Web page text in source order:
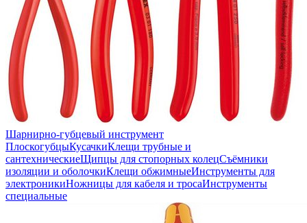
Шарнирно-губцевый инструмент
ПлоскогубцыКусачкиКлещи трубные и
сантехническиеЩипцы для стопорных колецСъёмники
изоляции и оболочкиКлещи обжимныеИнструменты для
электроникиНожницы для кабеля и тросаИнструменты
специальные